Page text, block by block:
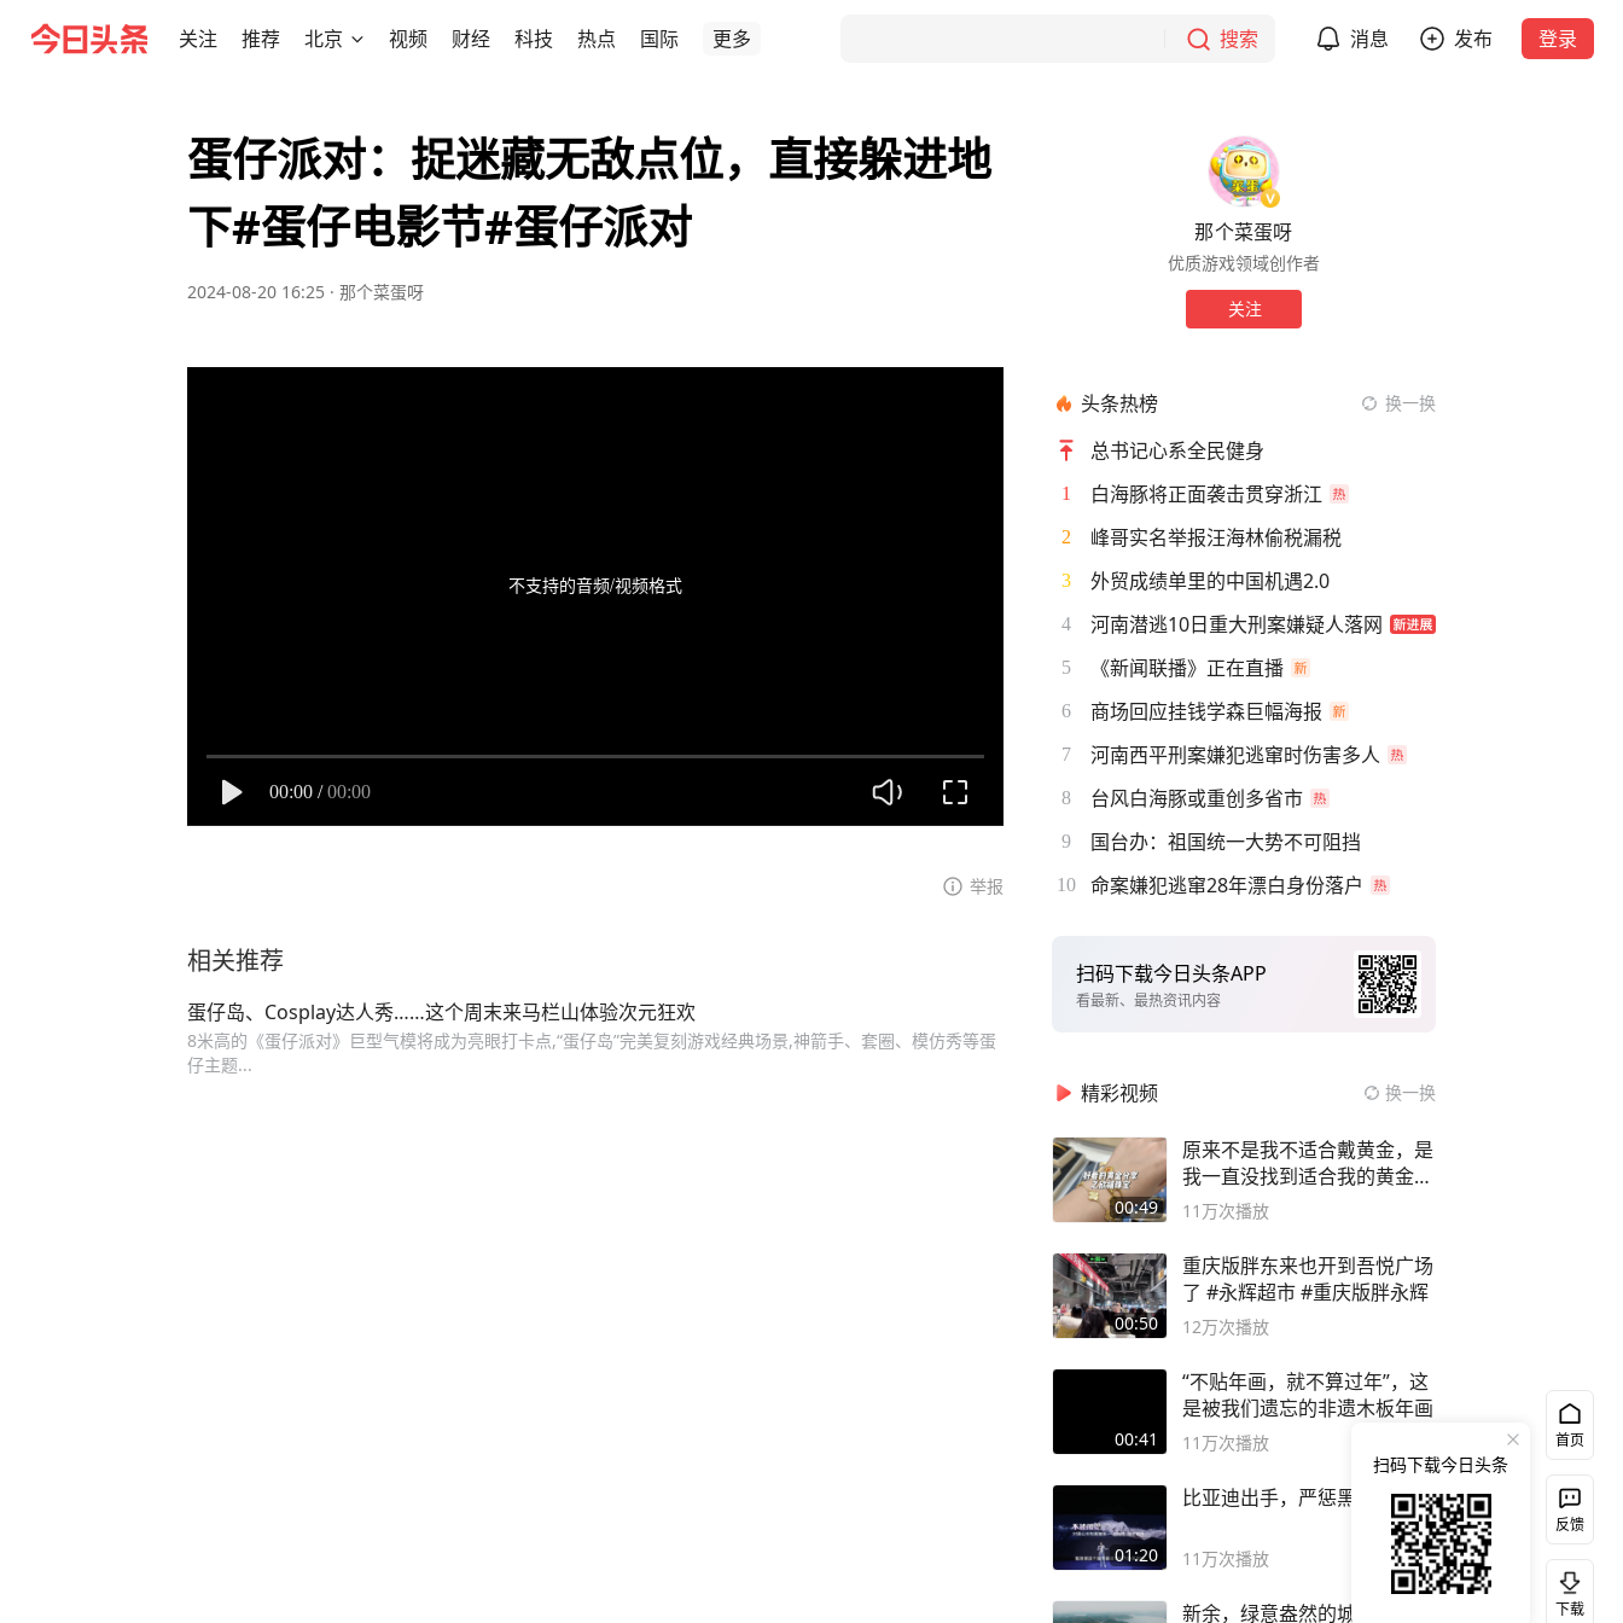
关注 推荐 北京 视频 财经 科技 热点 国际 更多 搜索 消息 发布 登录
蛋仔派对：捉迷藏无敌点位，直接躲进地
下#蛋仔电影节#蛋仔派对
2024-08-20 16:25 · 那个菜蛋呀
不支持的音频/视频格式
00:00 / 00:00
举报
相关推荐
蛋仔岛、Cosplay达人秀……这个周末来马栏山体验次元狂欢
8米高的《蛋仔派对》巨型气模将成为亮眼打卡点,“蛋仔岛”完美复刻游戏经典场景,神箭手、套圈、模仿秀等蛋
仔主题...
那个菜蛋呀
优质游戏领域创作者
关注
头条热榜 换一换
总书记心系全民健身
1 白海豚将正面袭击贯穿浙江
2 峰哥实名举报汪海林偷税漏税
3 外贸成绩单里的中国机遇2.0
4 河南潜逃10日重大刑案嫌疑人落网
5 《新闻联播》正在直播
6 商场回应挂钱学森巨幅海报
7 河南西平刑案嫌犯逃窜时伤害多人
8 台风白海豚或重创多省市
9 国台办：祖国统一大势不可阻挡
10 命案嫌犯逃窜28年漂白身份落户
扫码下载今日头条APP
看最新、最热资讯内容
精彩视频 换一换
00:49
原来不是我不适合戴黄金，是
我一直没找到适合我的黄金
😭
11万次播放
00:50
重庆版胖东来也开到吾悦广场
了 #永辉超市 #重庆版胖永辉
12万次播放
00:41
“不贴年画，就不算过年”，这
是被我们遗忘的非遗木板年画
11万次播放
01:20
比亚迪出手，严惩黑公关！
11万次播放
新余，绿意盎然的城市，仙女
首页
反馈
下载
扫码下载今日头条